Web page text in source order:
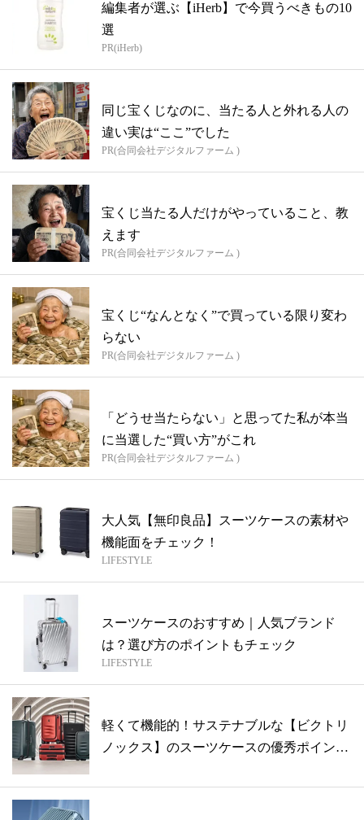
編集者が選ぶ【iHerb】で今買うべきもの10
選
PR(iHerb)
同じ宝くじなのに、当たる人と外れる人の
違い実は“ここ”でした
PR(合同会社デジタルファーム )
宝くじ当たる人だけがやっていること、教
えます
PR(合同会社デジタルファーム )
宝くじ“なんとなく”で買っている限り変わ
らない
PR(合同会社デジタルファーム )
「どうせ当たらない」と思ってた私が本当
に当選した“買い方”がこれ
PR(合同会社デジタルファーム )
大人気【無印良品】スーツケースの素材や
機能面をチェック！
LIFESTYLE
スーツケースのおすすめ｜人気ブランド
は？選び方のポイントもチェック
LIFESTYLE
軽くて機能的！サステナブルな【ビクトリ
ノックス】のスーツケースの優秀ポイント